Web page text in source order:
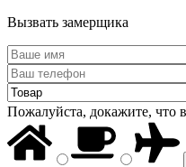
Вызвать замерщика
Пожалуйста, докажите, что